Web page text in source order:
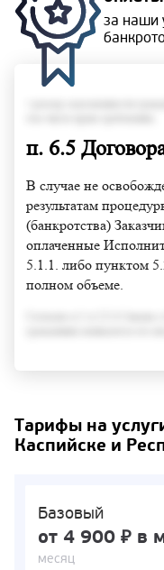
за наши
п. 6.5
В случае не
результатам
(банкротства)
оплаченные
5.1.1. либо пунктом
полном объеме.
Тарифы на
Каспийске и
Базовый
от 4 900 ₽ в
месяц